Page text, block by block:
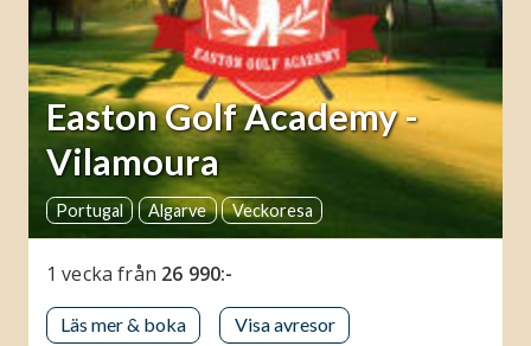
Easton Golf Academy -
Vilamoura
Portugal Algarve Veckoresa
1 veckafrån 26 990:-
Läs mer & boka Visa avresor